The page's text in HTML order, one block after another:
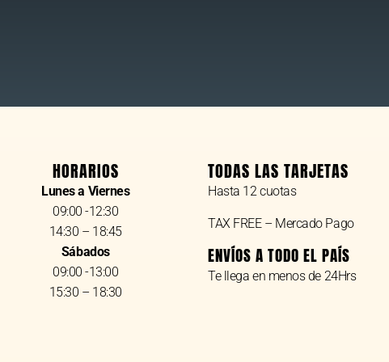
HORARIOS
Lunes a Viernes
09:00 -12:30
14:30 – 18:45
Sábados
09:00 -13:00
15:30 – 18:30
TODAS LAS TARJETAS
Hasta 12 cuotas
TAX FREE – Mercado Pago
ENVÍOS A TODO EL PAÍS
Te llega en menos de 24Hrs